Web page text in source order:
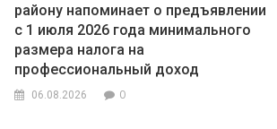
району напоминает о предъявлении
с 1 июля 2026 года минимального
размера налога на
профессиональный доход
06.08.2026 0